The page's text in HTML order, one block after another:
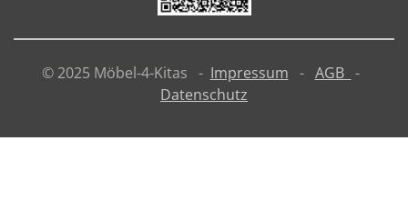
© 2025 Möbel-4-Kitas - Impressum - AGB -
Datenschutz